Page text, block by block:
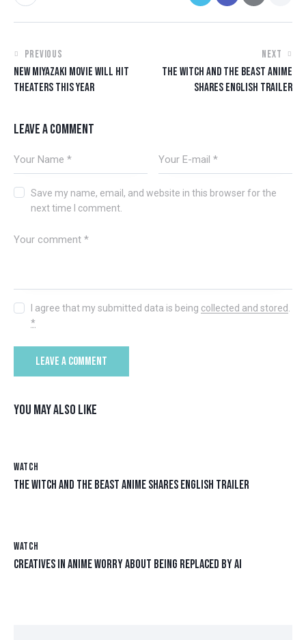
PREVIOUS
NEW MIYAZAKI MOVIE WILL HIT
THEATERS THIS YEAR
NEXT
THE WITCH AND THE BEAST ANIME
SHARES ENGLISH TRAILER
LEAVE A COMMENT
Save my name, email, and website in this browser for the
next time I comment.
I agree that my submitted data is being collected and stored
*
YOU MAY ALSO LIKE
WATCH
THE WITCH AND THE BEAST ANIME SHARES ENGLISH TRAILER
WATCH
CREATIVES IN ANIME WORRY ABOUT BEING REPLACED BY AI